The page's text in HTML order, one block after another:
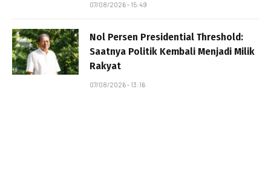
07/08/2026 - 15:49
Nol Persen Presidential Threshold:
Saatnya Politik Kembali Menjadi Milik
Rakyat
07/08/2026 - 13:16